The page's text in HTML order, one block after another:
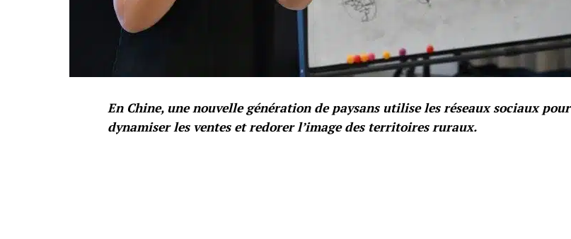
En Chine, une nouvelle génération de paysans utilise les réseaux sociaux pour
dynamiser les ventes et redorer l’image des territoires ruraux.